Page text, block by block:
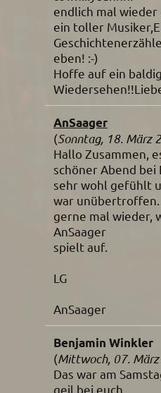
endlich mal wieder
ein toller
eben! :-)
Hoffe auf ein
AnSaager
(Sonntag, 18. März
Hallo Zusammen,
schöner Abend bei
sehr wohl gefühlt
war unübertroffen.
gerne mal wieder,
AnSaager
spielt auf.
LG
AnSaager
Benjamin Winkler
(Mittwoch, 07.
Das war am
geil bei euch